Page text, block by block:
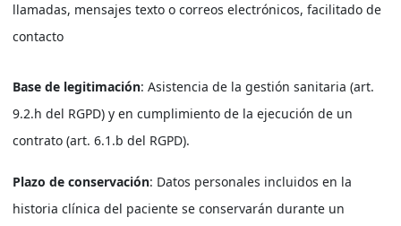
llamadas, mensajes texto o correos electrónicos, facilitado de
contacto
Base de legitimación: Asistencia de la gestión sanitaria (art.
9.2.h del RGPD) y en cumplimiento de la ejecución de un
contrato (art. 6.1.b del RGPD).
Plazo de conservación: Datos personales incluidos en la
historia clínica del paciente se conservarán durante un